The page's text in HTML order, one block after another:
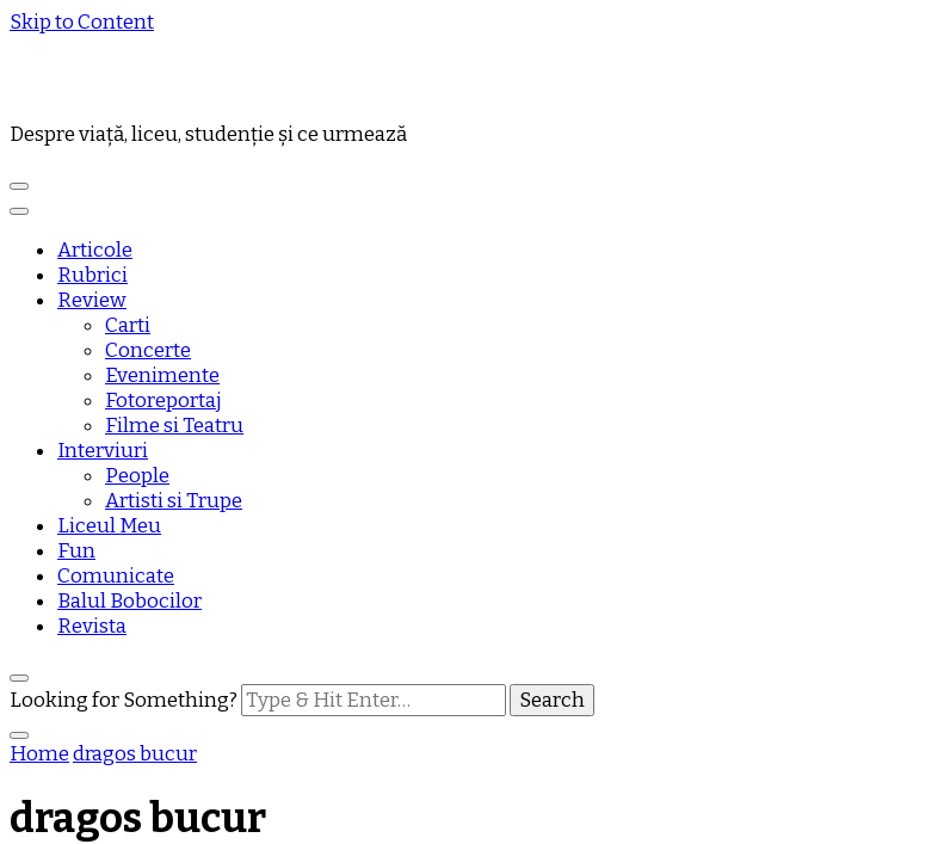
Skip to Content
Despre viață, liceu, studenție și ce urmează
Articole
Rubrici
Review
Carti
Concerte
Evenimente
Fotoreportaj
Filme si Teatru
Interviuri
People
Artisti si Trupe
Liceul Meu
Fun
Comunicate
Balul Bobocilor
Revista
Looking for Something?
Homedragos bucur
dragos bucur